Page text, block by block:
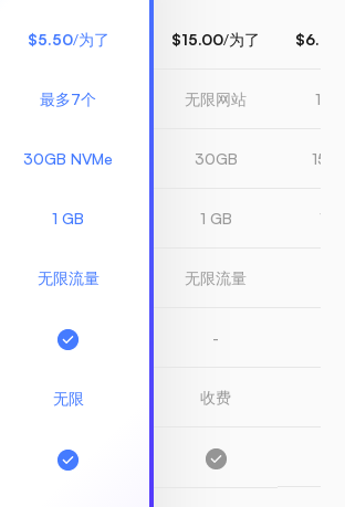
$5.50/为了
最多7个
30GB NVMe
1 GB
无限流量
无限
$15.00/为了
无限网站
30GB
1 GB
无限流量
-
收费
$6.99
1 网
1